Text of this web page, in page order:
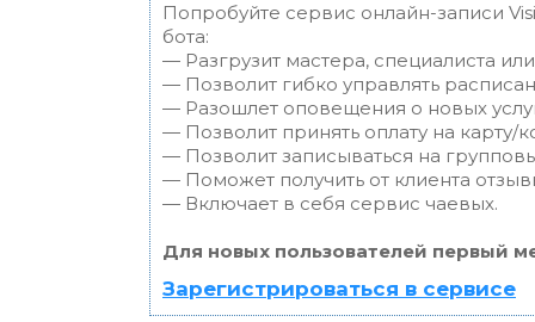
Попробуйте сервис онлайн-записи
бота:
— Разгрузит мастера, специалиста
— Позволит гибко управлять
— Разошлет оповещения о новых
— Позволит принять оплату на карту/
— Позволит записываться на
— Поможет получить от клиента
— Включает в себя сервис чаевых.
Для новых пользователей первый
Зарегистрироваться в сервисе